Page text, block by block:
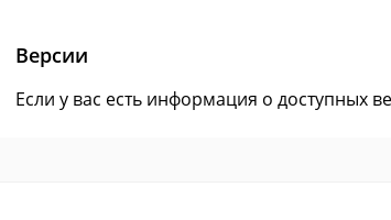
Версии
Если у вас есть информация о доступных